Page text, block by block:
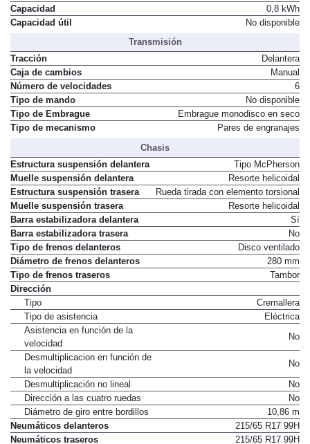
Capacidad
0,8 kWh
Capacidad útil
No disponible
Transmisión
Tracción
Delantera
Caja de cambios
Manual
Número de velocidades
6
Tipo de mando
No disponible
Tipo de Embrague
Embrague monodisco en seco
Tipo de mecanismo
Pares de engranajes
Chasis
Estructura suspensión delantera
Tipo McPherson
Muelle suspensión delantera
Resorte helicoidal
Estructura suspensión trasera
Rueda tirada con elemento torsional
Muelle suspensión trasera
Resorte helicoidal
Barra estabilizadora delantera
Sí
Barra estabilizadora trasera
No
Tipo de frenos delanteros
Disco ventilado
Diámetro de frenos delanteros
280 mm
Tipo de frenos traseros
Tambor
Dirección
Tipo
Cremallera
Tipo de asistencia
Eléctrica
Asistencia en función de la
velocidad
No
Desmultiplicacion en función de
la velocidad
No
Desmultiplicación no lineal
No
Dirección a las cuatro ruedas
No
Diámetro de giro entre bordillos
10,86 m
Neumáticos delanteros
215/65 R17 99H
Neumáticos traseros
215/65 R17 99H